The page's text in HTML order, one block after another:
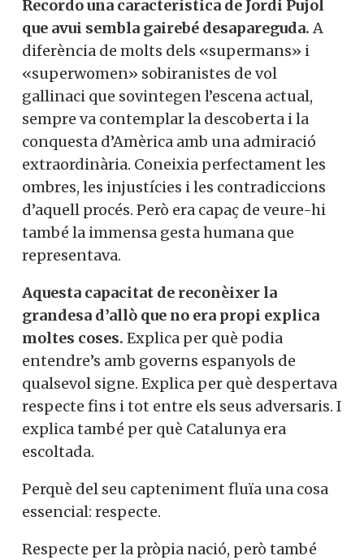
Recordo una característica de Jordi Pujol
que avui sembla gairebé desapareguda. A
diferència de molts dels «supermans» i
«superwomen» sobiranistes de vol
gallinaci que sovintegen l’escena actual,
sempre va contemplar la descoberta i la
conquesta d’Amèrica amb una admiració
extraordinària. Coneixia perfectament les
ombres, les injustícies i les contradiccions
d’aquell procés. Però era capaç de veure-hi
també la immensa gesta humana que
representava.
Aquesta capacitat de reconèixer la
grandesa d’allò que no era propi explica
moltes coses. Explica per què podia
entendre’s amb governs espanyols de
qualsevol signe. Explica per què despertava
respecte fins i tot entre els seus adversaris. I
explica també per què Catalunya era
escoltada.
Perquè del seu capteniment fluïa una cosa
essencial: respecte.
Respecte per la pròpia nació, però també